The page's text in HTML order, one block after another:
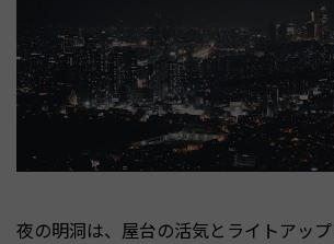
夜の明洞は、屋台の活気とライトアッ